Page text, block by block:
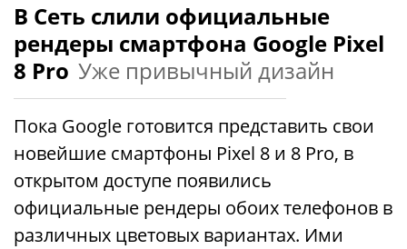
В Сеть слили официальные
рендеры смартфона Google Pixel
8 Pro Уже привычный дизайн
Пока Google готовится представить свои
новейшие смартфоны Pixel 8 и 8 Pro, в
открытом доступе появились
официальные рендеры обоих телефонов в
различных цветовых вариантах. Ими